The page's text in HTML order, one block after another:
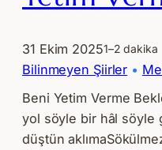
31 Ekim 20251–2 dakika
Bilinmeyen Şiirler •
Beni Yetim Verme
yol söyle bir hâl söyle
düştün